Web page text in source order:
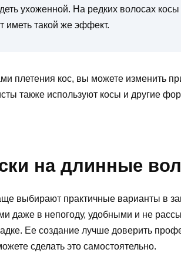
ухоженной. На редких волосах
иметь такой же эффект.
плетения кос, вы можете изменить
также используют косы и другие
на длинные
выбирают практичные варианты в
даже в непогоду, удобными и не
Ее создание лучше доверить
сделать это самостоятельно.